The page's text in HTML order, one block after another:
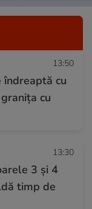
13:50
îndreaptă cu
cu
13:30
3 și 4
timp de